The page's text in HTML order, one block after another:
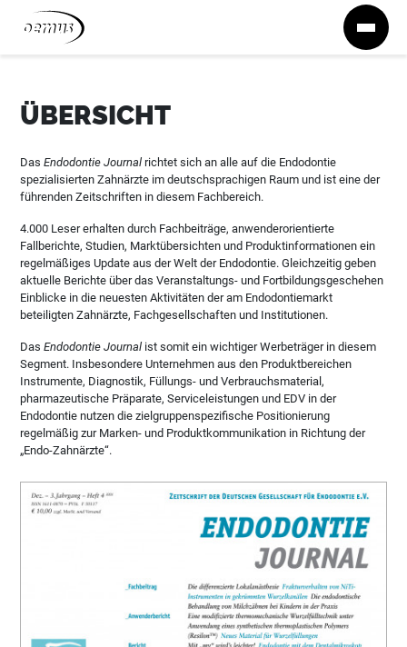
Zum Inhalt springen
ÜBERSICHT
DasEndodontie Journal richtet sich an alle auf die Endodontie
spezialisierten Zahnärzte im deutschsprachigen Raum und ist eine der
führenden Zeitschriften in diesem Fachbereich.
4.000 Leser erhalten durch Fachbeiträge, anwenderorientierte
Fallberichte, Studien, Marktübersichten und Produktinformationen ein
regelmäßiges Update aus der Welt der Endodontie. Gleichzeitig geben
aktuelle Berichte über das Veranstaltungs- und Fortbildungsgeschehen
Einblicke in die neuesten Aktivitäten der am Endodontiemarkt
beteiligten Zahnärzte, Fachgesellschaften und Institutionen.
DasEndodontie Journal ist somit ein wichtiger Werbeträger in diesem
Segment. Insbesondere Unternehmen aus den Produktbereichen
Instrumente, Diagnostik, Füllungs- und Verbrauchsmaterial,
pharmazeutische Präparate, Serviceleistungen und EDV in der
Endodontie nutzen die zielgruppenspezifische Positionierung
regelmäßig zur Marken- und Produktkommunikation in Richtung der
„Endo-Zahnärzte“.